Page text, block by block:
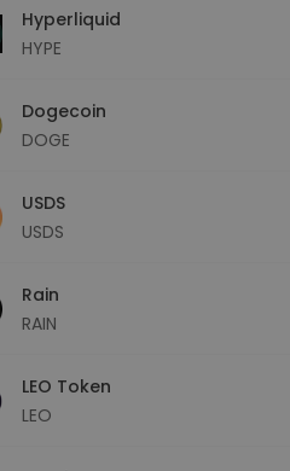
Hyperliquid
HYPE
Dogecoin
DOGE
USDS
USDS
Rain
RAIN
LEO Token
LEO